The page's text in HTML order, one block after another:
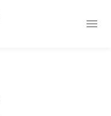
